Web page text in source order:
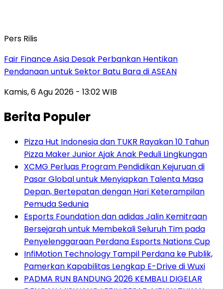
Pers Rilis
Fair Finance Asia Desak Perbankan Hentikan
Pendanaan untuk Sektor Batu Bara di ASEAN
Kamis, 6 Agu 2026 - 13:02 WIB
Berita Populer
Pizza Hut Indonesia dan TUKR Rayakan 10 Tahun
Pizza Maker Junior Ajak Anak Peduli Lingkungan
XCMG Perluas Program Pendidikan Kejuruan di
Pasar Global untuk Menyiapkan Talenta Masa
Depan, Bertepatan dengan Hari Keterampilan
Pemuda Sedunia
Esports Foundation dan adidas Jalin Kemitraan
Bersejarah untuk Membekali Seluruh Tim pada
Penyelenggaraan Perdana Esports Nations Cup
InfiMotion Technology Tampil Perdana ke Publik,
Pamerkan Kapabilitas Lengkap E-Drive di Wuxi
PADMA RUN BANDUNG 2026 KEMBALI DIGELAR